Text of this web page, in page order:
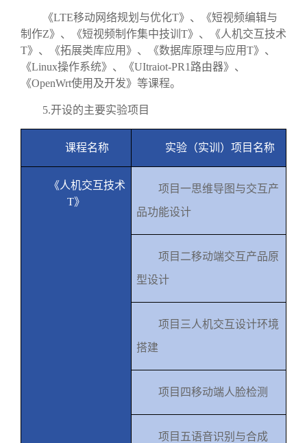
《LTE移动网络规划与优化T》、《短视频编辑与
制作Z》、《短视频制作集中技训 T》、《人机交互技术
T》、《拓展类库应用》、《数据库原理与应用T》、
《Linux操作系统》、《UItraiot-PR1 路由器》、
《OpenWrt使用及开发》等课程。
5.开设的主要实验项目
课程名称 实验（实训）项目名称
《人机交互技术
T》
项目一思维导图与交互产
品功能设计
项目二移动端交互产品原
型设计
项目三人机交互设计环境
搭建
项目四移动端人脸检测
项目五语音识别与合成